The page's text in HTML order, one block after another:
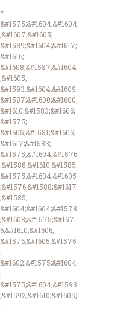
*
&#1575;&#1604;&#1604
;&#1607;&#1605;
&#1589;&#1604;&#1617;
&#1616;
&#1608;&#1587;&#1604
;&#1605;
&#1593;&#1604;&#1609;
&#1587;&#1600;&#1600;
&#1610;&#1583;&#1606;
&#1575;
&#1605;&#1581;&#1605;
&#1617;&#1583;
&#1575;&#1604;&#1576
;&#1588;&#1610;&#1585;
&#1575;&#1604;&#1605
;&#1576;&#1588;&#1617
;&#1585;
&#1604;&#1604;&#1578
;&#1608;&#1575;&#157
6;&#1610;&#1606;
&#1576;&#1605;&#1575
;
&#1602;&#1575;&#1604
;
&#1575;&#1604;&#1593
;&#1592;&#1610;&#1605;
: